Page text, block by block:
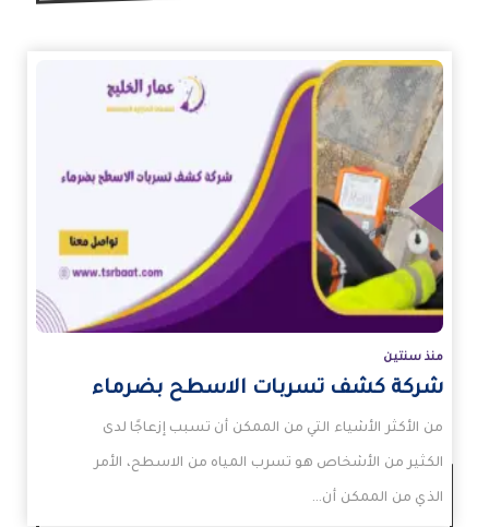
منذ سنتين
شركة كشف تسربات الاسطح بضرماء
من الأكثر الأشياء التي من الممكن أن تسبب إزعاجًا لدى
الكثير من الأشخاص هو تسرب المياه من الاسطح، الأمر
الذي من الممكن أن…